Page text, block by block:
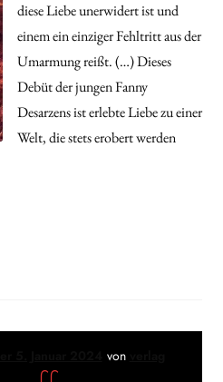
diese Liebe unerwidert ist und
einem ein einziger Fehltritt aus der
Umarmung reißt. (…) Dieses
Debüt der jungen Fanny
Desarzens ist erlebte Liebe zu einer
Welt, die stets erobert werden
von